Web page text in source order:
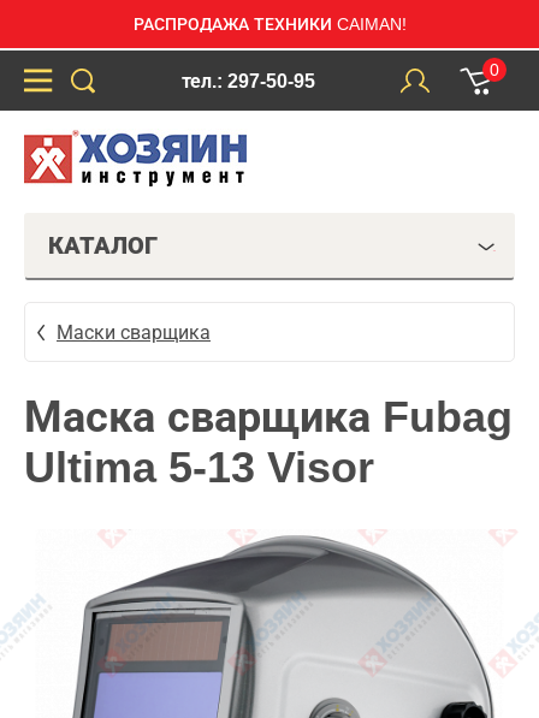
РАСПРОДАЖА ТЕХНИКИ CAIMAN!
тел.: 297-50-95
0
КАТАЛОГ
Маски сварщика
Маска сварщика Fubag
Ultima 5-13 Visor